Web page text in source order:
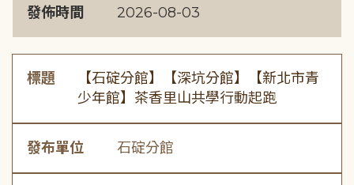
發佈時間 2026-08-03
標題
【石碇分館】【深坑分館】【新北市青
少年館】茶香里山共學行動起跑
發布單位 石碇分館